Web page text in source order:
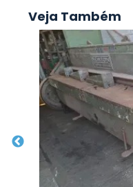
Veja Também